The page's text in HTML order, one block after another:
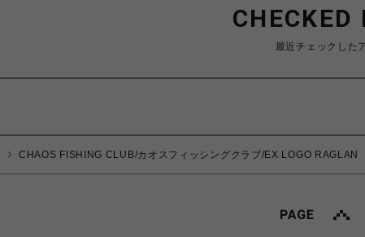
CHECKED
最近チェックした
CHAOS FISHING CLUB/カオスフィッシングクラブ/EX LOGO RAGLAN